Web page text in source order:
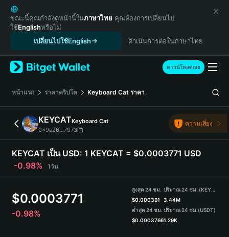
English
日本語
Tiếng Việt
Español (Latinoamérica)
Türkçe
Français
Deutsch
简体中文
繁體中文
Português (Portugal)
Bahasa Indonesia
ภาษาไทย
हिन्दी
Español
Português (Brasil)
ขณะนี้คุณกำลังดูหน้านี้ในภาษาไทย คุณต้องการเปลี่ยนไป
ใช้Englishหรือไม่
เปลี่ยนไปใช้English
ดำเนินการต่อในภาษาไทย
ดาวน์โหลดเลย
หน้าแรก ราคาคริปโต Keyboard Cat ราคา
KEYCATKeyboard Cat
0x9a26...7973
ความเสี่ยง
KEYCAT เป็น USD: 1 KEYCAT = $0.0003771 USD
-0.98%
1วัน
$0.0003771
-0.98%
สูงสุด 24 ชม.
$0.000391
ต่ำสุด 24 ชม.
$0.0003766
ปริมาณ 24 ชม. (KEYCAT)
3.44M
ปริมาณ 24 ชม.(USDT)
1.29K